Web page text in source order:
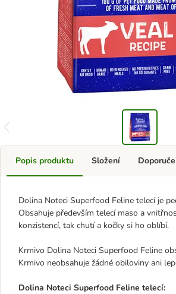
Popis produktu
Dolina Noteci Superfood Feline telecí je
Obsahuje především telecí maso a
konzistencí, tak chutí a kočky si ho oblíbí.
Krmivo Dolina Noteci Superfood Feline
Krmivo neobsahuje žádné obiloviny ani
Dolina Noteci Superfood Feline telecí:
Složení